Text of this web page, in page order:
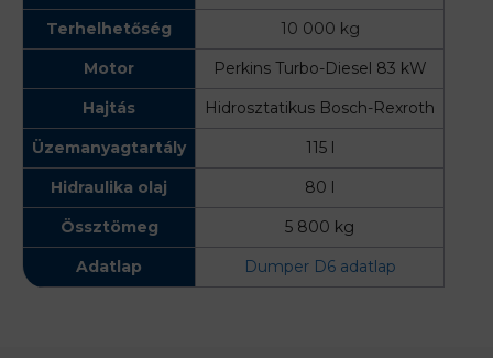
Terhelhetőség
10 000 kg
Motor
Perkins Turbo-Diesel 83 kW
Hajtás
Hidrosztatikus Bosch-Rexroth
Üzemanyagtartály
115 l
Hidraulika olaj
80 l
Össztömeg
5 800 kg
Adatlap
Dumper D6 adatlap